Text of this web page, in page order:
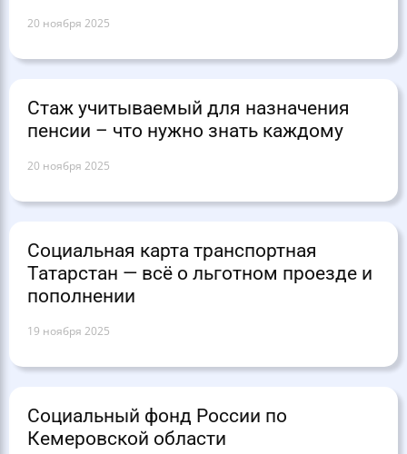
20 ноября 2025
Стаж учитываемый для назначения
пенсии – что нужно знать каждому
20 ноября 2025
Социальная карта транспортная
Татарстан — всё о льготном проезде и
пополнении
19 ноября 2025
Социальный фонд России по
Кемеровской области